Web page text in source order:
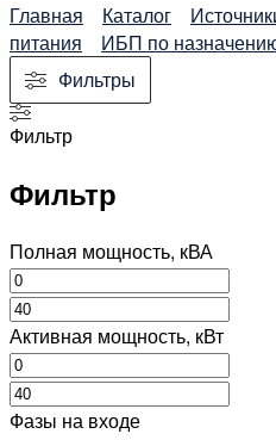
Главная Каталог
питания
ИБП по
Фильтры
Фильтр
Фильтр
Полная мощность, кВА
Активная мощность, кВт
Фазы на входе